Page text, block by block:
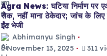
Agra News: घटिया निर्माण पर
रोक, नहीं माना ठेकेदार; जांच के लिए
ईंट भेजी
Abhimanyu Singh
November 13, 2025
311